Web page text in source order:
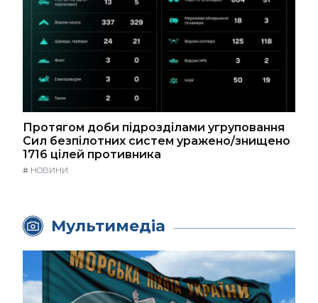
Протягом доби підрозділами угруповання
Сил безпілотних систем уражено/знищено
1716 цілей противника
# НОВИНИ
Мультимедіа